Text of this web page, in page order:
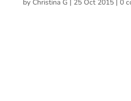
by Christina G | 25 Oct 2015| 0